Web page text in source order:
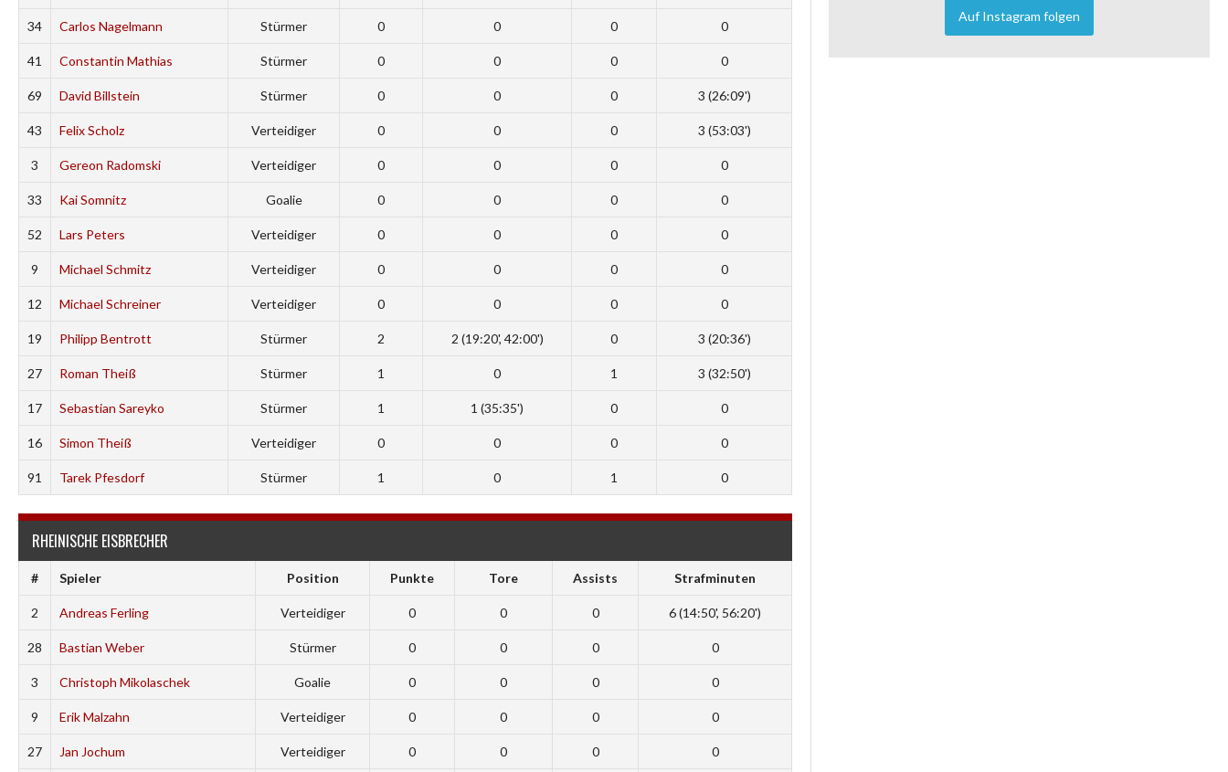
34 Carlos Nagelmann Stürmer 0 0 0 0
41 Constantin Mathias Stürmer 0 0 0 0
69 David Billstein Stürmer 0 0 0 3 (26:09')
43 Felix Scholz Verteidiger 0 0 0 3 (53:03')
3 Gereon Radomski Verteidiger 0 0 0 0
33 Kai Somnitz Goalie 0 0 0 0
52 Lars Peters Verteidiger 0 0 0 0
9 Michael Schmitz Verteidiger 0 0 0 0
12 Michael Schreiner Verteidiger 0 0 0 0
19 Philipp Bentrott Stürmer 2 2 (19:20', 42:00') 0 3 (20:36')
27 Roman Theiß Stürmer 1 0 1 3 (32:50')
17 Sebastian Sareyko Stürmer 1 1 (35:35') 0 0
16 Simon Theiß Verteidiger 0 0 0 0
91 Tarek Pfesdorf Stürmer 1 0 1 0
RHEINISCHE EISBRECHER
# Spieler Position Punkte Tore Assists Strafminuten
2 Andreas Ferling Verteidiger 0 0 0 6 (14:50', 56:20')
28 Bastian Weber Stürmer 0 0 0 0
3 Christoph Mikolaschek Goalie 0 0 0 0
9 Erik Malzahn Verteidiger 0 0 0 0
27 Jan Jochum Verteidiger 0 0 0 0
Auf Instagram folgen